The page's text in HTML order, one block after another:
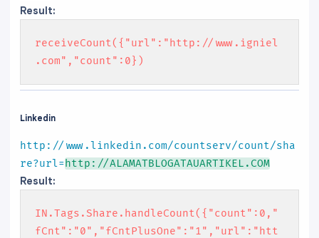
Result:
receiveCount({"url":"http://www.igniel
.com","count":0})
Linkedin
http://www.linkedin.com/countserv/count/sha
re?url=http://ALAMATBLOGATAUARTIKEL.COM
Result:
IN.Tags.Share.handleCount({"count":0,"
fCnt":"0","fCntPlusOne":"1","url":"htt